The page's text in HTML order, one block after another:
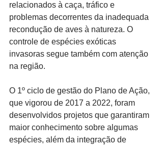
relacionados à caça, tráfico e
problemas decorrentes da inadequada
recondução de aves à natureza. O
controle de espécies exóticas
invasoras segue também com atenção
na região.
O 1º ciclo de gestão do Plano de Ação,
que vigorou de 2017 a 2022, foram
desenvolvidos projetos que garantiram
maior conhecimento sobre algumas
espécies, além da integração de